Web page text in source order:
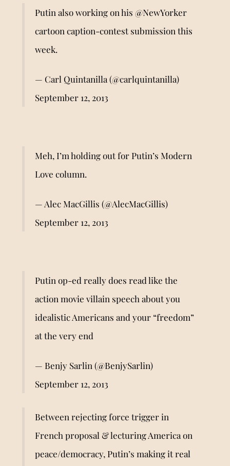
Putin also working on his @NewYorker
cartoon caption-contest submission this
week.
— Carl Quintanilla (@carlquintanilla)
September 12, 2013
Meh, I’m holding out for Putin’s Modern
Love column.
— Alec MacGillis (@AlecMacGillis)
September 12, 2013
Putin op-ed really does read like the
action movie villain speech about you
idealistic Americans and your “freedom”
at the very end
— Benjy Sarlin (@BenjySarlin)
September 12, 2013
Between rejecting force trigger in
French proposal & lecturing America on
peace/democracy, Putin’s making it real